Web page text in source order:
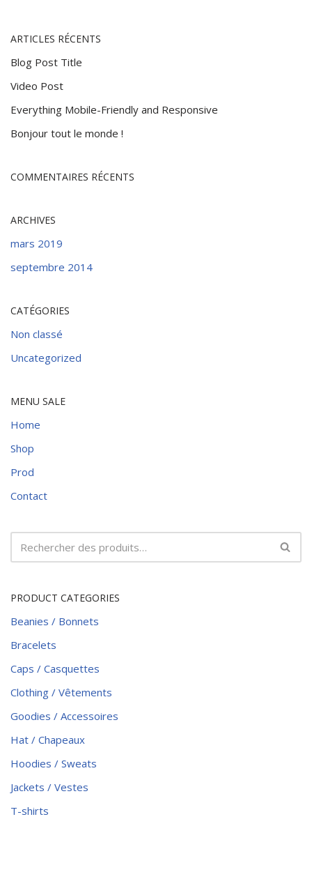
ARTICLES RÉCENTS
Blog Post Title
Video Post
Everything Mobile-Friendly and Responsive
Bonjour tout le monde !
COMMENTAIRES RÉCENTS
ARCHIVES
mars 2019
septembre 2014
CATÉGORIES
Non classé
Uncategorized
MENU SALE
Home
Shop
Prod
Contact
PRODUCT CATEGORIES
Beanies / Bonnets
Bracelets
Caps / Casquettes
Clothing / Vêtements
Goodies / Accessoires
Hat / Chapeaux
Hoodies / Sweats
Jackets / Vestes
T-shirts